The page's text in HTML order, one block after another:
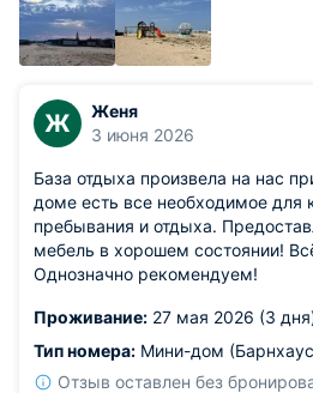
Ж
Женя
3 июня 2026
База отдыха произвела на нас
доме есть все необходимое для
пребывания и отдыха.
мебель в хорошем состоянии!
Однозначно рекомендуем!
Проживание: 27 мая 2026 (3
Тип номера: Мини-дом
Отзыв оставлен без